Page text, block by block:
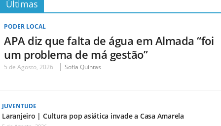
Últimas
PODER LOCAL
APA diz que falta de água em Almada “foi
um problema de má gestão”
5 de Agosto, 2026 Sofia Quintas
JUVENTUDE
Laranjeiro | Cultura pop asiática invade a Casa Amarela